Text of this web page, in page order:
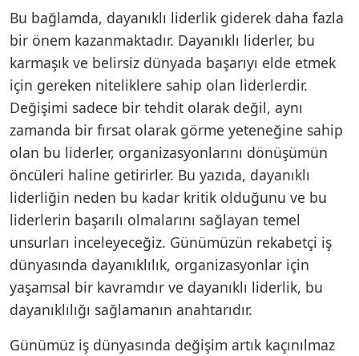
Bu bağlamda, dayanıklı liderlik giderek daha fazla
bir önem kazanmaktadır. Dayanıklı liderler, bu
karmaşık ve belirsiz dünyada başarıyı elde etmek
için gereken niteliklere sahip olan liderlerdir.
Değişimi sadece bir tehdit olarak değil, aynı
zamanda bir fırsat olarak görme yeteneğine sahip
olan bu liderler, organizasyonlarını dönüşümün
öncüleri haline getirirler. Bu yazıda, dayanıklı
liderliğin neden bu kadar kritik olduğunu ve bu
liderlerin başarılı olmalarını sağlayan temel
unsurları inceleyeceğiz. Günümüzün rekabetçi iş
dünyasında dayanıklılık, organizasyonlar için
yaşamsal bir kavramdır ve dayanıklı liderlik, bu
dayanıklılığı sağlamanın anahtarıdır.
Günümüz iş dünyasında değişim artık kaçınılmaz